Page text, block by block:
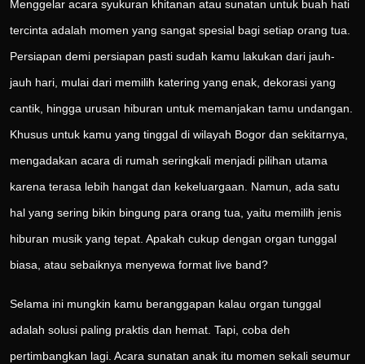
Menggelar acara syukuran khitanan atau sunatan untuk buah hati
tercinta adalah momen yang sangat spesial bagi setiap orang tua.
Persiapan demi persiapan pasti sudah kamu lakukan dari jauh-
jauh hari, mulai dari memilih katering yang enak, dekorasi yang
cantik, hingga urusan hiburan untuk memanjakan tamu undangan.
Khusus untuk kamu yang tinggal di wilayah Bogor dan sekitarnya,
mengadakan acara di rumah seringkali menjadi pilihan utama
karena terasa lebih hangat dan kekeluargaan. Namun, ada satu
hal yang sering bikin bingung para orang tua, yaitu memilih jenis
hiburan musik yang tepat. Apakah cukup dengan organ tunggal
biasa, atau sebaiknya menyewa format live band?
Selama ini mungkin kamu beranggapan kalau organ tunggal
adalah solusi paling praktis dan hemat. Tapi, coba deh
pertimbangkan lagi. Acara sunatan anak itu momen sekali seumur